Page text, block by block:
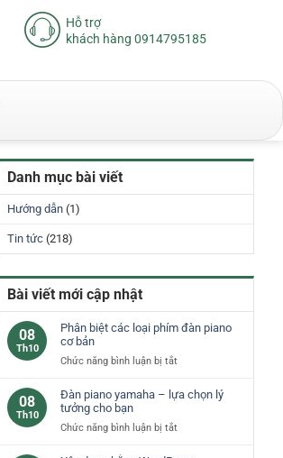
Hỗ trợ
khách hàng 0914795185
Danh mục bài viết
Hướng dẫn (1)
Tin tức (218)
Bài viết mới cập nhật
08
Th10
Phân biệt các loại phím đàn piano
cơ bản
Chức năng bình luận bị tắtở
biệt
08
Th10
Đàn piano yamaha – lựa chọn lý
tưởng cho bạn
Chức năng bình luận bị tắtở